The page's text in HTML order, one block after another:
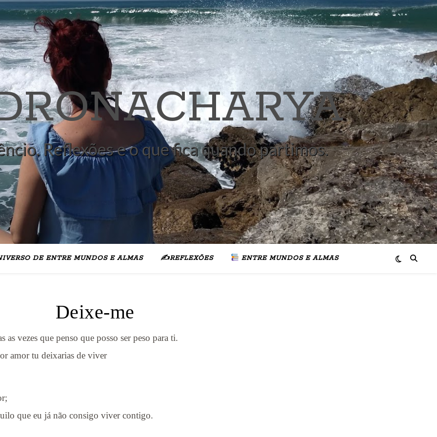
Reflexões e o que fica quando partimos.
DE ENTRE MUNDOS E ALMAS ✍️REFLEXÕES ENTRE MUNDOS E ALMAS
Deixe-me
as vezes que penso que posso ser peso para ti.
amor tu deixarias de viver
que eu já não consigo viver contigo.